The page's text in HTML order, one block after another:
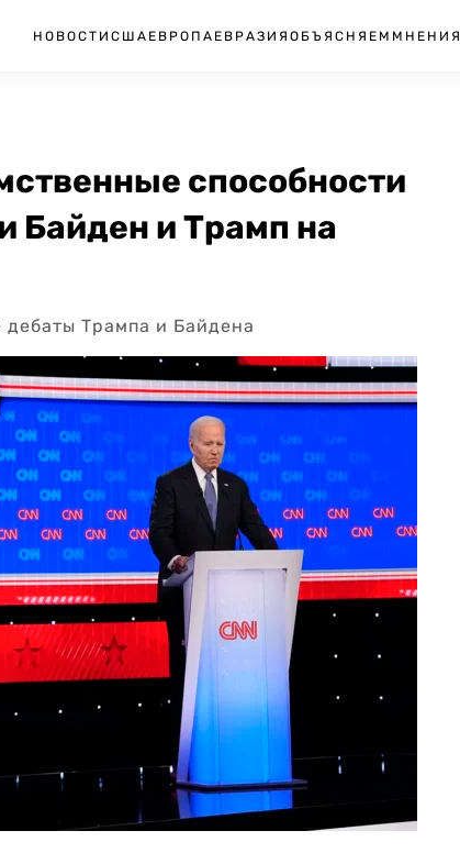
НОВОСТИ США ЕВРОПА ЕВРАЗИЯ ОБЪЯСНЯЕМ МНЕНИЯ
способности
Байден и Трамп на
Трампа и Байдена